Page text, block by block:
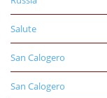
Salute
San Calogero
San Calogero